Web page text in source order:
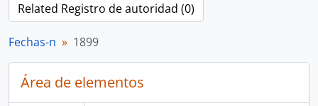
Related Registro de autoridad (0)
Fechas-n 1899
Área de elementos